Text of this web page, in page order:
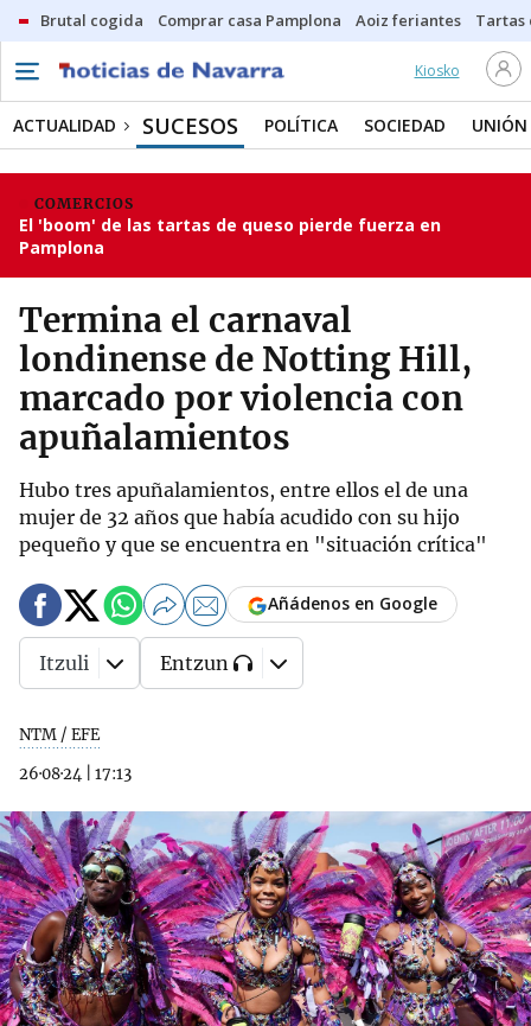
Brutal cogida Comprar casa Pamplona Aoiz feriantes Tartas
Kiosko
ACTUALIDAD SUCESOS POLÍTICA SOCIEDAD UNIÓN
COMERCIOS
El 'boom' de las tartas de queso pierde fuerza en
Pamplona
Termina el carnaval
londinense de Notting Hill,
marcado por violencia con
apuñalamientos
Hubo tres apuñalamientos, entre ellos el de una
mujer de 32 años que había acudido con su hijo
pequeño y que se encuentra en "situación crítica"
NTM / EFE
26·08·24
17:13
Añádenos en Google
Itzuli Entzun